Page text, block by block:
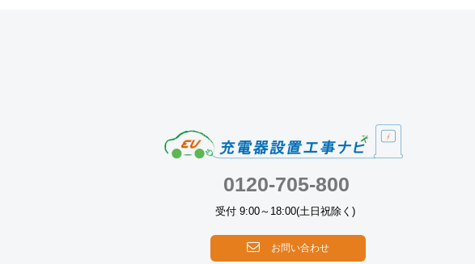
0120-705-800
受付 9:00～18:00(土日祝除く)
お問い合わせ